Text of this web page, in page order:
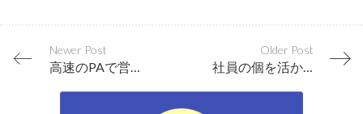
Newer Post Older Post
社員の個を活かすには、マーケティングのシナリオが欠かせない